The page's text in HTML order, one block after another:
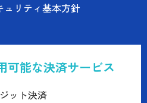
可能な決済サービス
ット決済
ュリティ基本方針